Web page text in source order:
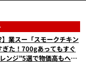
】業スー「スモークチキン
ぎた！700gあってもすぐ
ンジ”5選で物価高もへっ